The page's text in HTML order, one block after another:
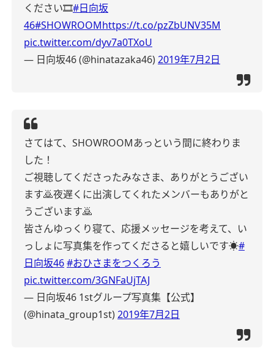
ください🎞#日向坂
46#SHOWROOMhttps://t.co/pzZbUNV35M
pic.twitter.com/dyv7a0TXoU
— 日向坂46 (@hinatazaka46)2019年7月2日
さてはて、SHOWROOMあっという間に終わりま
した！
ご視聴してくださったみなさま、ありがとうござい
ます🙇夜遅くに出演してくれたメンバーもありがと
うございます🙇
皆さんゆっくり寝て、応援メッセージを考えて、い
っしょに写真集を作ってくださると嬉しいです☀️#
日向坂46#おひさまをつくろう
pic.twitter.com/3GNFaUjTAJ
— 日向坂46 1stグループ写真集【公式】
(@hinata_group1st)2019年7月2日